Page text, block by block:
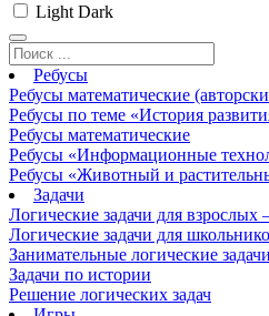
Light Dark
Ребусы
Ребусы математические
Ребусы по теме «История
Ребусы математические
Ребусы «Информационные
Ребусы «Животный и
Задачи
Логические задачи для
Логические задачи для
Занимательные логические
Задачи по истории
Решение логических задач